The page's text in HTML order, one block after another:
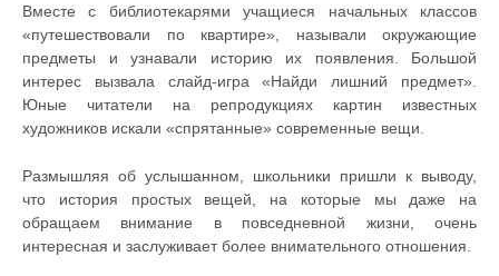
Вместе с библиотекарями учащиеся начальных классов
«путешествовали по квартире», называли окружающие
предметы и узнавали историю их появления. Большой
интерес вызвала слайд-игра «Найди лишний предмет».
Юные читатели на репродукциях картин известных
художников искали «спрятанные» современные вещи.
Размышляя об услышанном, школьники пришли к выводу,
что история простых вещей, на которые мы даже на
обращаем внимание в повседневной жизни, очень
интересная и заслуживает более внимательного отношения.